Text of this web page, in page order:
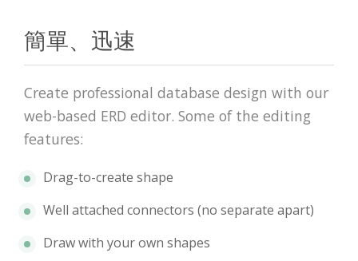
簡單、迅速
Create professional database design with our
web-based ERD editor. Some of the editing
features:
Drag-to-create shape
Well attached connectors (no separate apart)
Draw with your own shapes